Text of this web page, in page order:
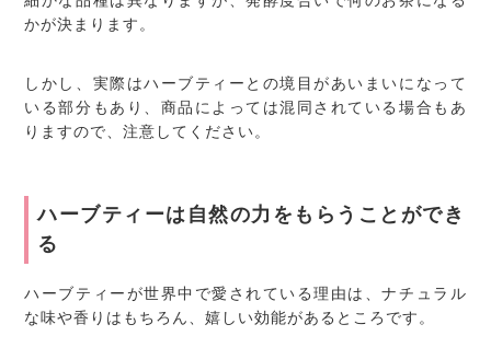
かが決まります。
しかし、実際はハーブティーとの境目があいまいになって
いる部分もあり、商品によっては混同されている場合もあ
りますので、注意してください。
ハーブティーは自然の力をもらうことができ
る
ハーブティーが世界中で愛されている理由は、ナチュラル
な味や香りはもちろん、嬉しい効能があるところです。